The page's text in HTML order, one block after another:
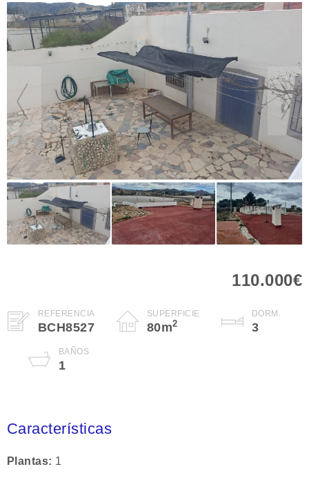
110.000€
REFERENCIA
BCH8527
SUPERFICIE
80m2
DORM.
3
BAÑOS
1
Características
Plantas 1